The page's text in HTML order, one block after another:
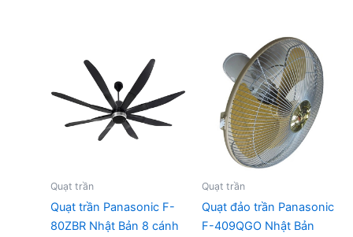
Quạt trần
Quạt trần Panasonic F-
80ZBR Nhật Bản 8 cánh
Quạt trần
Quạt đảo trần Panasonic
F-409QGO Nhật Bản